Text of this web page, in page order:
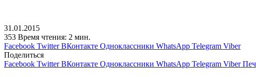
31.01.2015
353 Время чтения: 2 мин.
Facebook Twitter ВКонтакте Одноклассники WhatsApp Telegram Viber
Поделиться
Facebook Twitter ВКонтакте Одноклассники WhatsApp Telegram Viber